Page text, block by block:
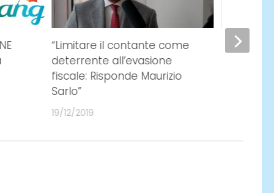
“Limitare il contante come
deterrente all’evasione
fiscale: Risponde Maurizio
Sarlo”
19/12/2019
banner